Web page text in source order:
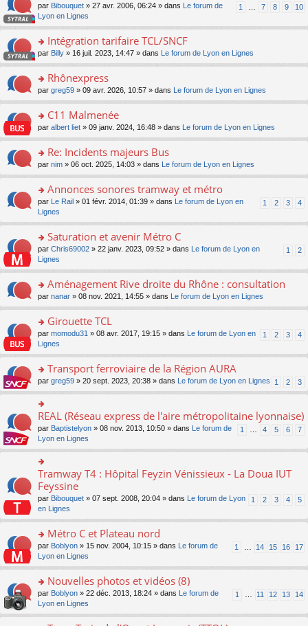
ré
e
pl
ré
c
e
o
n
lu
le
u
ré
c
e
s
a
n
o
n
lu
pl
s
ré
c
nt
le
m
e
s
s
e
n
o
n
le
u
s
ré
e
nt
o
s
er
le
m
e
s
g
e
n
o
lu
pl
u
ré
e
nt
1 7 8 9 10
par Bibouquet » 27 avr. 2006, 06:24 » dans
Le forum de
Lyon en Lignes
o
n
ult
er
le
m
e
a
g
e
n
n
pl
u
ré
e
nt
Intégration tarifaire TCL/SNCF
par Billy » 16 juil. 2023, 14:47 » dans Le forum de Lyon en Lignes
o
n
ult
er
le
m
e
a
g
e
n
o
lu
u
s
ré
e
nt
Rhônexpress
par greg59 » 09 avr. 2026, 10:57 » dans Le forum de Lyon en Lignes
o
n
ult
er
le
m
e
s
g
e
n
o
n
le
u
s
ré
c
nt
C11 Malmenée
par albert liet » 09 janv. 2024, 16:48 » dans Le forum de Lyon en Lignes
o
n
ult
er
le
m
e
s
s
e
n
o
n
le
s
ré
c
e
nt
Re: Incidents majeurs Bus
par nim » 06 oct. 2025, 14:03 » dans Le forum de Lyon en Lignes
o
s
er
le
m
e
s
s
e
n
o
n
lu
pl
s
ré
c
nt
Annonces sonores tramway et métro
1 2 3 4
par Le Rail » 01 févr. 2014, 01:39 » dans
Le forum de Lyon en
Lignes
o
s
er
le
m
e
s
s
e
n
o
n
lu
pl
ré
e
nt
Saturation et avenir Métro C
1 2
par Chris69002 » 22 janv. 2023, 09:52 » dans
Le forum de Lyon en
Lignes
o
n
ult
er
le
m
e
s
a
e
n
o
n
lu
le
pl
u
s
ré
c
e
nt
Aménagement Rive droite du Rhône : consultation
par nanar » 08 nov. 2021, 14:55 » dans Le forum de Lyon en Lignes
o
s
er
le
m
e
s
s
a
e
o
n
lu
le
pl
s
ré
c
e
nt
Girouette TCL
1 2 3 4
par momodu31 » 08 avr. 2017, 19:15 » dans
Le forum de Lyon en
Lignes
o
n
s
ult
er
le
m
e
s
a
e
n
lu
le
pl
s
ré
c
e
Transport ferroviaire de la Région AURA
1 2 3
par greg59 » 20 sept. 2023, 20:38 » dans Le forum de Lyon en Lignes
o
n
s
le
m
e
s
s
a
e
n
o
n
lu
le
pl
REAL (Réseau express de l'aire métropolitaine lyonnaise)
1 4 5 6 7
par Baptistelyon » 08 nov. 2013, 10:50 » dans
Le forum de
Lyon en Lignes
o
n
ult
le
m
e
s
s
g
e
n
o
Tramway T4 : Hôpital Feyzin Vénissieux - La Doua IUT
Feyssine
1 2 3 4 5
par Bibouquet » 07 sept. 2008, 20:04 » dans
Le forum de Lyon
en Lignes
o
s
er
le
m
e
Métro C et Plateau nord
1 14 15 16 17
par Boblyon » 15 nov. 2004, 10:15 » dans
Le forum de
Lyon en Lignes
o
s
Nouvelles photos et vidéos (8)
1 11 12 13 14
par Boblyon » 22 déc. 2013, 18:24 » dans
Le forum de
Lyon en Lignes